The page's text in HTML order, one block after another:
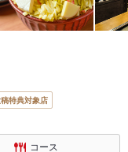
特典対象店
コース